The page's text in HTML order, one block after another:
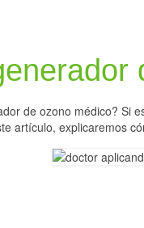
de ozono médico?
artículo, explicaremos